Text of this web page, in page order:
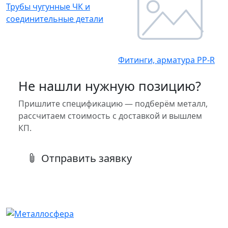
Трубы чугунные ЧК и
соединительные детали
Фитинги, арматура PP-R
Не нашли нужную позицию?
Пришлите спецификацию — подберём металл,
рассчитаем стоимость с доставкой и вышлем
КП.
Отправить заявку